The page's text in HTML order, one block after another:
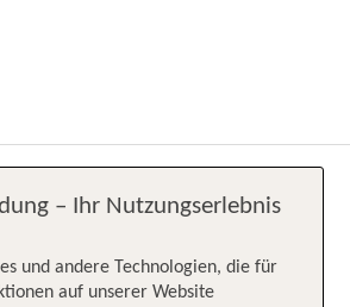
Sie
– Ihr Nutzungserlebnis
und andere Technologien, die für
auf unserer Website